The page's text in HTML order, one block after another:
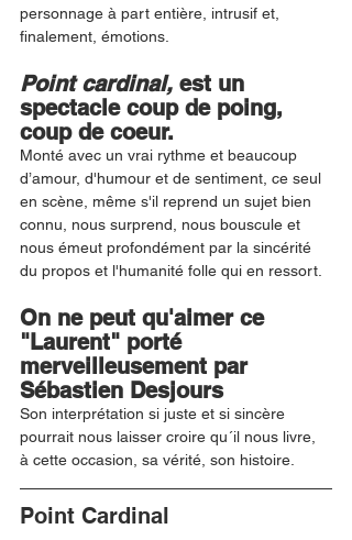
personnage à part entière, intrusif et,
finalement, émotions.
Point cardinal, est un
spectacle coup de poing,
coup de coeur.
Monté avec un vrai rythme et beaucoup
d’amour, d'humour et de sentiment, ce seul
en scène, même s'il reprend un sujet bien
connu, nous surprend, nous bouscule et
nous émeut profondément par la sincérité
du propos et l'humanité folle qui en ressort.
On ne peut qu'aimer ce
"Laurent" porté
merveilleusement par
Sébastien Desjours
Son interprétation si juste et si sincère
pourrait nous laisser croire qu´il nous livre,
à cette occasion, sa vérité, son histoire.
Point Cardinal